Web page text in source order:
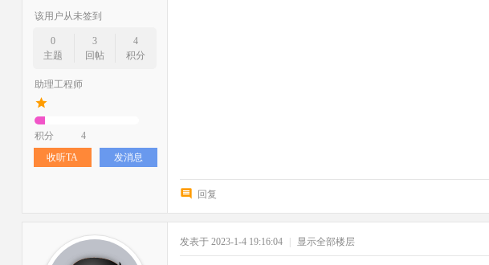
该用户从未签到
0
主题
3
回帖
4
积分
助理工程师
积分
4
收听TA
发消息
回复
发表于 2023-1-4 19:16:04 显示全部楼层